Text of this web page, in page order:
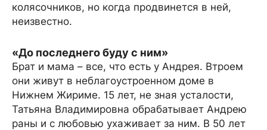
колясочников, но когда продвинется в ней,
неизвестно.
«До последнего буду с ним»
Брат и мама – все, что есть у Андрея. Втроем
они живут в неблагоустроенном доме в
Нижнем Жириме. 15 лет, не зная усталости,
Татьяна Владимировна обрабатывает Андрею
раны и с любовью ухаживает за ним. В 50 лет